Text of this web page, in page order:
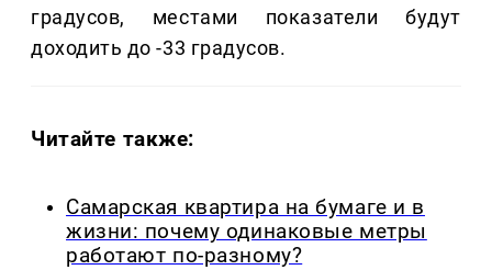
градусов, местами показатели будут
доходить до -33 градусов.
Читайте также:
Самарская квартира на бумаге и в
жизни: почему одинаковые метры
работают по-разному?